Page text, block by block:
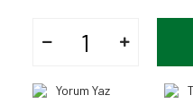
Yorum Yaz